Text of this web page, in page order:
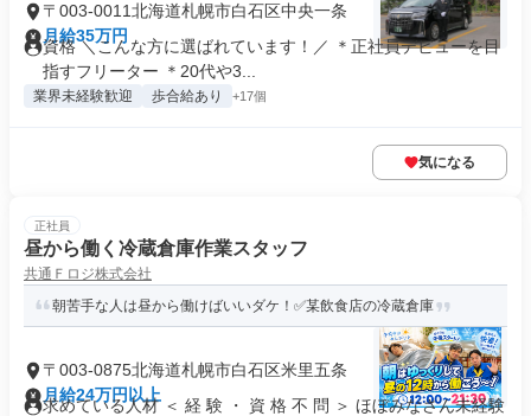
〒003-0011北海道札幌市白石区中央一条
月給35万円
資格 ＼こんな方に選ばれています！／ ＊正社員デビューを目
指すフリーター ＊20代や3...
業界未経験歓迎 歩合給あり +17個
気になる
正社員
昼から働く冷蔵倉庫作業スタッフ
共通Ｆロジ株式会社
朝苦手な人は昼から働けばいいダケ！✅某飲食店の冷蔵倉庫
〒003-0875北海道札幌市白石区米里五条
月給24万円以上
求めている人材 ＜ 経 験 ・ 資 格 不 問 ＞ ほぼみなさん未経験